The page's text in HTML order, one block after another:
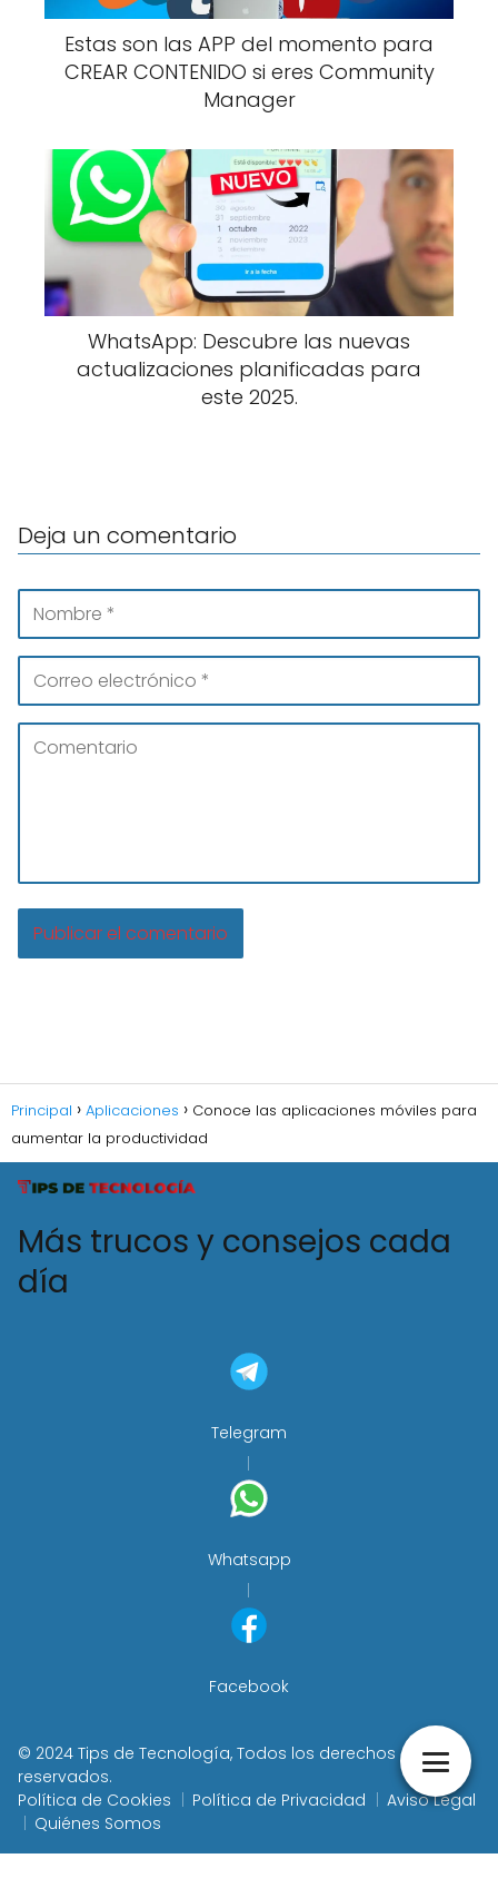
Estas son las APP del momento para
CREAR CONTENIDO si eres Community
Manager
WhatsApp: Descubre las nuevas
actualizaciones planificadas para
este 2025.
Deja un comentario
Principal Aplicaciones
Conoce las aplicaciones móviles para
aumentar la productividad
Más trucos y consejos cada
día
Telegram
Whatsapp
Facebook
© 2024 Tips de Tecnología, Todos los derechos
reservados.
Política de Cookies
Política de Privacidad
Aviso Legal
Quiénes Somos